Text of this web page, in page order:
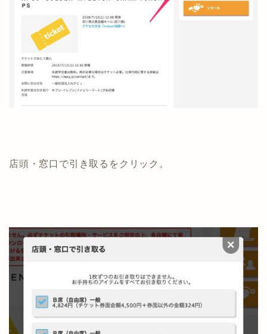
店頭・窓口で引き取るをクリック。